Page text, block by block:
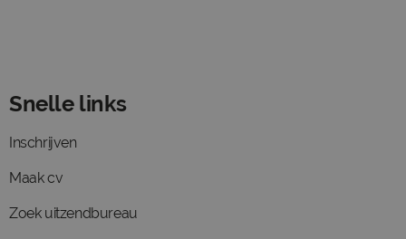
Snelle links
Inschrijven
Maak cv
Zoek uitzendbureau